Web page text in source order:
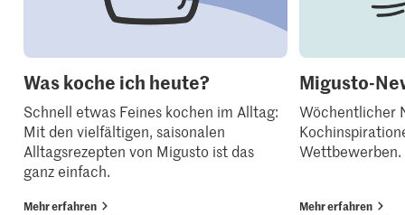
Was koche ich heute?
Schnell etwas Feines kochen im Alltag:
Mit den vielfältigen, saisonalen
Alltagsrezepten von Migusto ist das
ganz einfach.
Mehr erfahren
Migusto-
Wöchentlicher
Wettbewerben.
Mehr erfahren